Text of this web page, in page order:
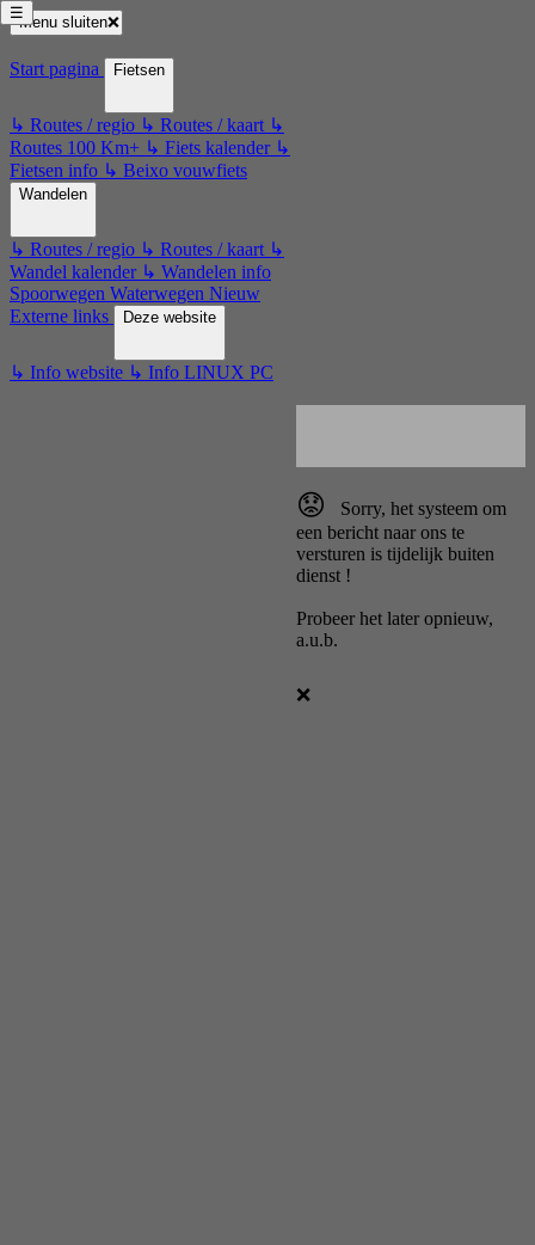
Menu sluiten❌
Start pagina Fietsen
↳ Routes / regio ↳ Routes / kaart ↳
Routes 100 Km+ ↳ Fiets kalender ↳
Fietsen info ↳ Beixo vouwfiets
Wandelen
↳ Routes / regio ↳ Routes / kaart ↳
Wandel kalender ↳ Wandelen info
Spoorwegen Waterwegen Nieuw
Externe links
Deze website
↳ Info website ↳ Info LINUX PC
☰
😟
Sorry, het systeem om
een bericht naar ons te
versturen is tijdelijk buiten
dienst !
Probeer het later opnieuw,
a.u.b.
❌